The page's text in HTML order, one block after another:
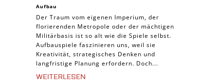
Aufbau
Der Traum vom eigenen Imperium, der
florierenden Metropole oder der mächtigen
Militärbasis ist so alt wie die Spiele selbst.
Aufbauspiele faszinieren uns, weil sie
Kreativität, strategisches Denken und
langfristige Planung erfordern. Doch...
WEITERLESEN